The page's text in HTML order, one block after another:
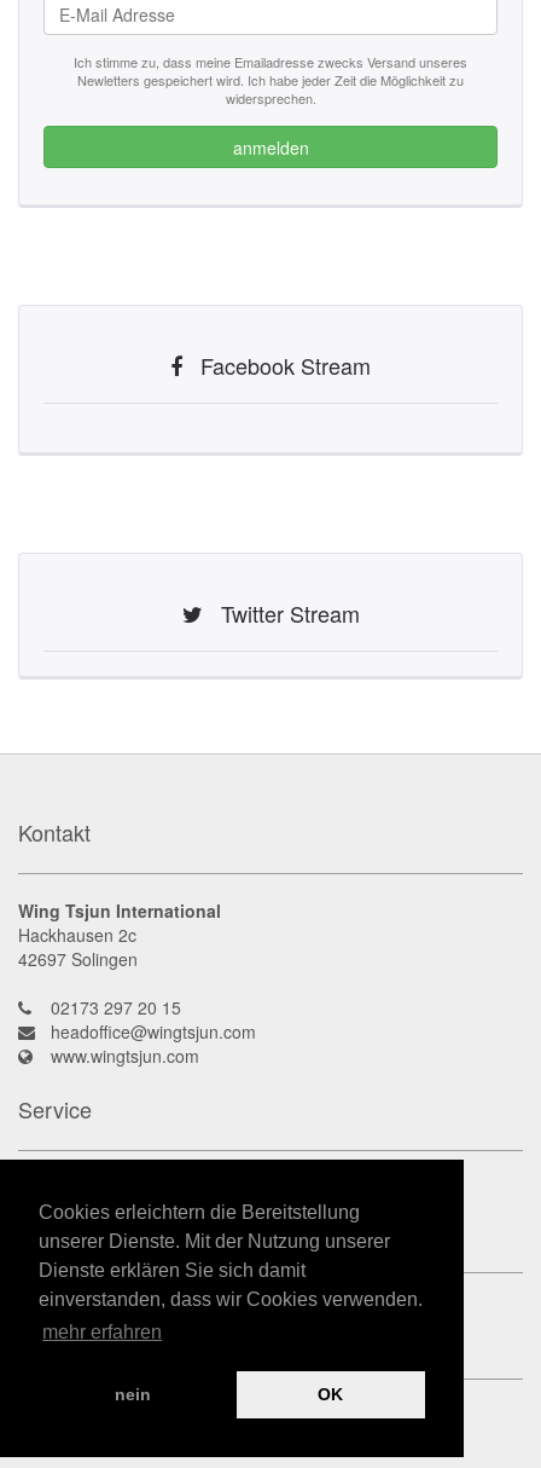
Cookies erleichtern die Bereitstellung
unserer Dienste. Mit der Nutzung unserer
Dienste erklären Sie sich damit
einverstanden, dass wir Cookies verwenden.
mehr erfahren
nein OK
Ich stimme zu, dass meine Emailadresse zwecks Versand unseres
Newletters gespeichert wird. Ich habe jeder Zeit die Möglichkeit zu
widersprechen.
anmelden
Facebook Stream
Twitter Stream
Kontakt
Wing Tsjun International
Hackhausen 2c
42697 Solingen
02173 297 20 15
headoffice@wingtsjun.com
www.wingtsjun.com
Service
Datenschutz
Impressum
Kampfkunst-App.de